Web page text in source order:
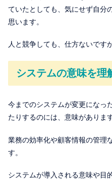
ていたとしても、気にせず自分
思います。
人と競争しても、仕方ないです
システムの意味を理
今までのシステムが変更になっ
たりするのには、意味がありま
業務の効率化や顧客情報の管理
す。
システムが導入される意味や目